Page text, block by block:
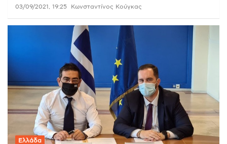
03/09/2021, 19:25 Κωνσταντίνος Κούγκας
Ελλάδα